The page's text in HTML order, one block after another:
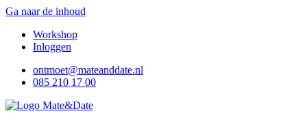
Ga naar de inhoud
Workshop
Inloggen
ontmoet@mateanddate.nl
085 210 17 00